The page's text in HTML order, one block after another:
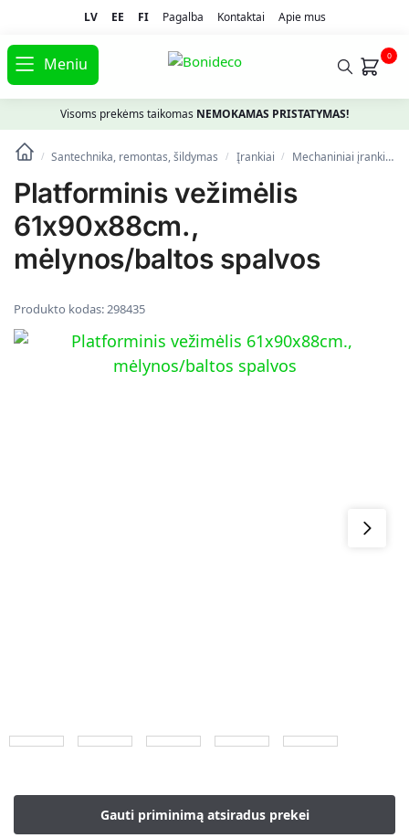
LV EE FI Pagalba Kontaktai Apie mus
Meniu 0
Visoms prekėms taikomas NEMOKAMAS PRISTATYMAS!
/ Santechnika, remontas, šildymas / Įrankiai / Mechaniniai įrankiai
Platforminis vežimėlis
61x90x88cm.,
mėlynos/baltos spalvos
Produkto kodas:298435